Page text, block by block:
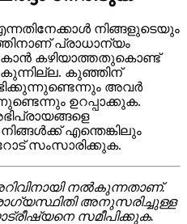
നിങ്ങളുടെയും
പ്രാധാന്യം
കഴിയാത്തതുകൊണ്ട്
കുഞ്ഞിന്
അവർ
ഉറപ്പാക്കുക.
എന്തെങ്കിലും
സംസാരിക്കുക.
നൽകുന്നതാണ്.
അനുസരിച്ചുള്ള
സമീപിക്കുക.